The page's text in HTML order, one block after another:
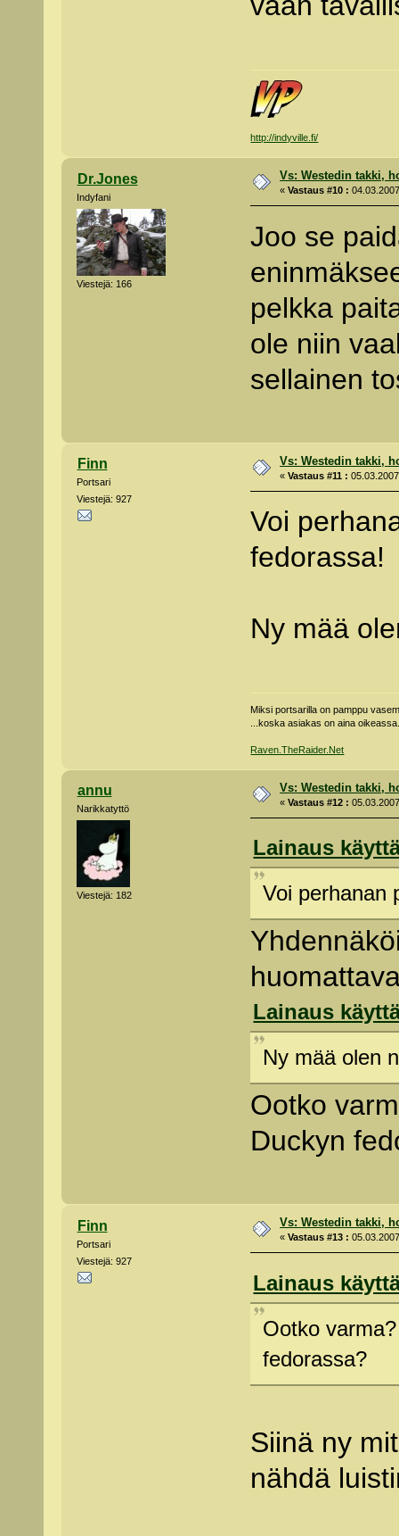
http://indyville.fi/
Dr.Jones
Indyfani
Viestejä: 166
Vs: Westedin takki,
«Vastaus #10 :
Joo se
pelkka
ole niin
sellainen
Finn
Portsari
Viestejä: 927
Vs: Westedin takki,
«Vastaus #11 :
Voi
fedorassa!
Ny mää
Miksi portsarilla on pamppu
...koska asiakas on aina
Raven.TheRaider.Net
annu
Narikkatyttö
Viestejä: 182
Vs: Westedin takki,
«Vastaus #12 :
Lainaus
Voi perhanan
Lainaus
Ny mää olen
Ootko
Duckyn
Finn
Portsari
Viestejä: 927
Vs: Westedin takki,
«Vastaus #13 :
Lainaus
Ootko
fedorassa?
Siinä ny
nähdä